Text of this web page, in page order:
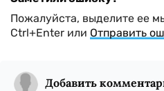
Пожалуйста, выделите ее
Ctrl+Enter или Отправить
Добавить